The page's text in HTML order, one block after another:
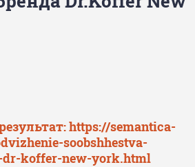
https://semantica-
soobshhestva-
dr-koffer-new-york.html